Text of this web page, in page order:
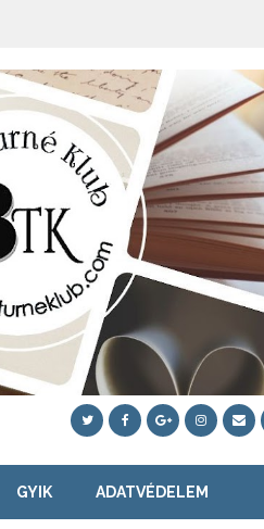
GYIK ADATVÉDELEM